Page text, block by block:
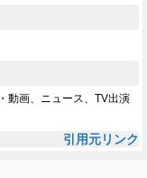
動画、ニュース、TV出演
引用元リンク